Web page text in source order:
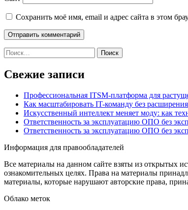
Сохранить моё имя, email и адрес сайта в этом
Найти:
Свежие записи
Профессиональная ITSM-платформа для
Как масштабировать IT-команду без
Искусственный интеллект меняет моду: как
Ответственность за эксплуатацию ОПО без
Ответственность за эксплуатацию ОПО без
Информация для правообладателей
Все материалы на данном сайте взяты из открытых
ознакомительных целях. Права на материалы
материалы, которые нарушают авторские права,
Облако меток